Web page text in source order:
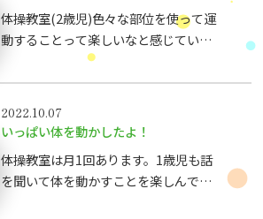
体操教室(2歳児)色々な部位を使って運
動することって楽しいなと感じている子
どもたちです！どんどん挑戦していきま
す！テンポの速い動きも抜群！
2022.10.07
いっぱい体を動かしたよ！
体操教室は月1回あります。1歳児も話
を聞いて体を動かすことを楽しんでいま